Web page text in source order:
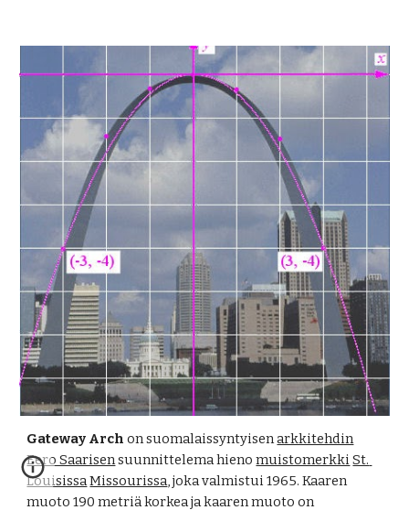
Gateway Arch on suomalaissyntyisen arkkitehdin
Eero Saarisen suunnittelema hieno muistomerkki St.
LouisissaMissourissa, joka valmistui 1965. Kaaren
muoto 190 metriä korkea ja kaaren muoto on